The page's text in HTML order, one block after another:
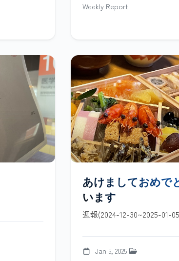
Weekly Report
あけましておめで
います
週報(2024-12-30~2025-01-
Jan 5, 2025